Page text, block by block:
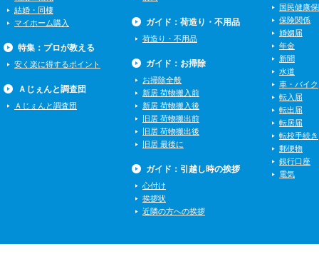
結婚・同棲
マイホーム購入
特集：プロが教える
安く楽に得するポイント
Ａじぇんと調査団
Ａじぇんと調査団
ガイド：荷造り・不用品
荷造り・不用品
ガイド：お掃除
お掃除全般
新居 荷物搬入前
新居 荷物搬入後
旧居 荷物搬出前
旧居 荷物搬出後
旧居 最後に
ガイド：引越し時の挨拶
心付け
挨拶状
近隣の方への挨拶
国民健康
保険関係
婚姻届
年金
新聞
水道
車・バイク
転入届
転出届
転居届
転校手続き
郵便物
銀行口座
電気